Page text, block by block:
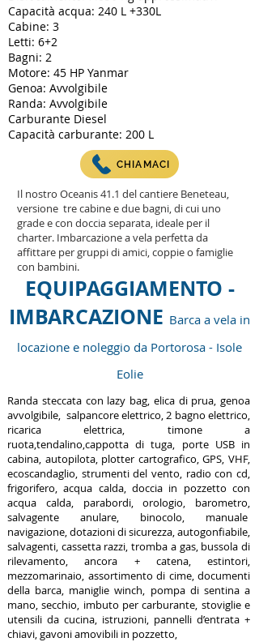
Capacità acqua: 240 L +330L
Cabine: 3
Letti: 6+2
Bagni: 2
Motore: 45 HP Yanmar
Genoa: Avvolgibile
Randa: Avvolgibile
Carburante Diesel
Capacità carburante: 200 L
CHIAMACI
Il nostro Oceanis 41.1 del cantiere Beneteau,
versione tre cabine e due bagni, di cui uno
grade e con doccia separata, ideale per il
charter. Imbarcazione a vela perfetta da
affittare per gruppi di amici, coppie o famiglie
con bambini.
EQUIPAGGIAMENTO -
IMBARCAZIONE Barca a vela in
locazione e noleggio da Portorosa - Isole
Eolie
Randa steccata con lazy bag, elica di prua, genoa
avvolgibile, salpancore elettrico, 2 bagno elettrico,
ricarica elettrica, timone a
ruota,tendalino,cappotta di tuga, porte USB in
cabina, autopilota, plotter cartografico, GPS, VHF,
ecoscandaglio, strumenti del vento, radio con cd,
frigorifero, acqua calda, doccia in pozzetto con
acqua calda, parabordi, orologio, barometro,
salvagente anulare, binocolo, manuale
navigazione, dotazioni di sicurezza, autogonfiabile,
salvagenti, cassetta razzi, tromba a gas, bussola di
rilevamento, ancora + catena, estintori,
mezzomarinaio, assortimento di cime, documenti
della barca, maniglie winch, pompa di sentina a
mano, secchio, imbuto per carburante, stoviglie e
utensili da cucina, istruzioni, pannelli d’entrata +
chiavi, gavoni amovibili in pozzetto,